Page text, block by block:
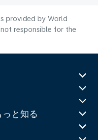
provided by World
responsible for the
と知る